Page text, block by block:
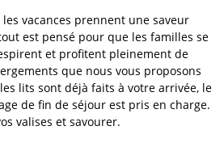
les vacances prennent une saveur
est pensé pour que les familles se
et profitent pleinement de
que nous vous proposons
lits sont déjà faits à votre arrivée, le
de fin de séjour est pris en charge.
valises et savourer.